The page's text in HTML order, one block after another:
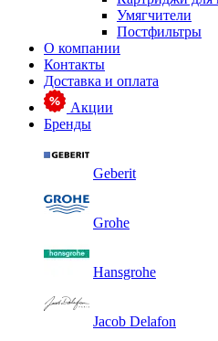
Умягчители
Постфильтры
О компании
Контакты
Доставка и оплата
Акции
Бренды
Geberit
Grohe
Hansgrohe
Jacob Delafon